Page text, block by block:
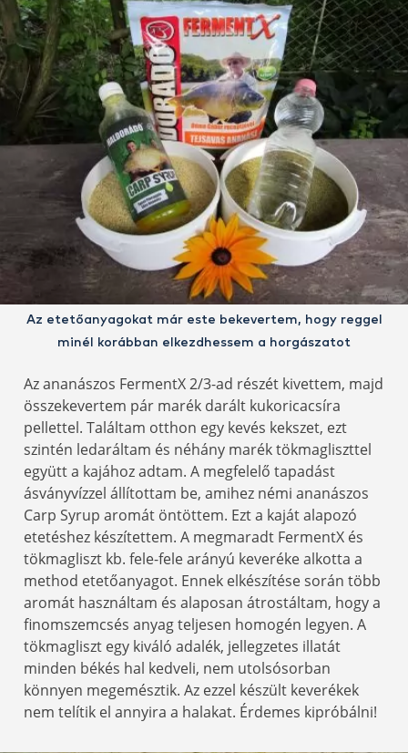
Az etetőanyagokat már este bekevertem, hogy reggel
minél korábban elkezdhessem a horgászatot
Az ananászos FermentX 2/3-ad részét kivettem, majd
összekevertem pár marék darált kukoricacsíra
pellettel. Találtam otthon egy kevés kekszet, ezt
szintén ledaráltam és néhány marék tökmagliszttel
együtt a kajához adtam. A megfelelő tapadást
ásványvízzel állítottam be, amihez némi ananászos
Carp Syrup aromát öntöttem. Ezt a kaját alapozó
etetéshez készítettem. A megmaradt FermentX és
tökmagliszt kb. fele-fele arányú keveréke alkotta a
method etetőanyagot. Ennek elkészítése során több
aromát használtam és alaposan átrostáltam, hogy a
finomszemcsés anyag teljesen homogén legyen. A
tökmagliszt egy kiváló adalék, jellegzetes illatát
minden békés hal kedveli, nem utolsósorban
könnyen megemésztik. Az ezzel készült keverékek
nem telítik el annyira a halakat. Érdemes kipróbálni!